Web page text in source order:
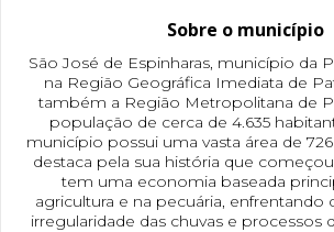
Sobre o município
São José de Espinharas, município da
na Região Geográfica Imediata de
também a Região Metropolitana de
população de cerca de 4.635
município possui uma vasta área de
destaca pela sua história que
tem uma economia baseada
agricultura e na pecuária, enfrentando
irregularidade das chuvas e processos